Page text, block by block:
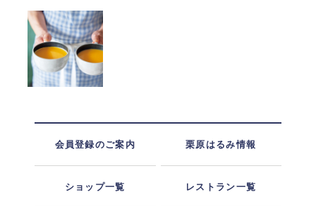
会員登録のご案内 栗原はるみ情報
ショップ一覧 レストラン一覧